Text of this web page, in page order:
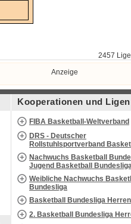
2457
Anzeige
Kooperationen und Ligen
FIBA Basketball-Weltverband
DRS - Deutscher
Rollstuhlsportverband
Nachwuchs Basketball
Jugend Basketball Bundesliga
Weibliche Nachwuchs
Bundesliga
Basketball Bundesliga Herren
2. Basketball Bundesliga